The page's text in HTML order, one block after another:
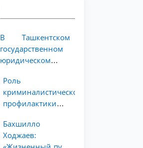
В Ташкентском
государственном
юридическом
состоялась
научно-
практическая
магистрантов
Роль
криминалистической
профилактики в
коррупционных
преступлений
Бахшилло
Ходжаев: